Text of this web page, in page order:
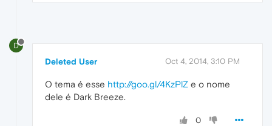
D
Deleted User Oct 4, 2014, 3:10 PM
O tema é esse http://goo.gl/4KzPlZ e o nome
dele é Dark Breeze.
0